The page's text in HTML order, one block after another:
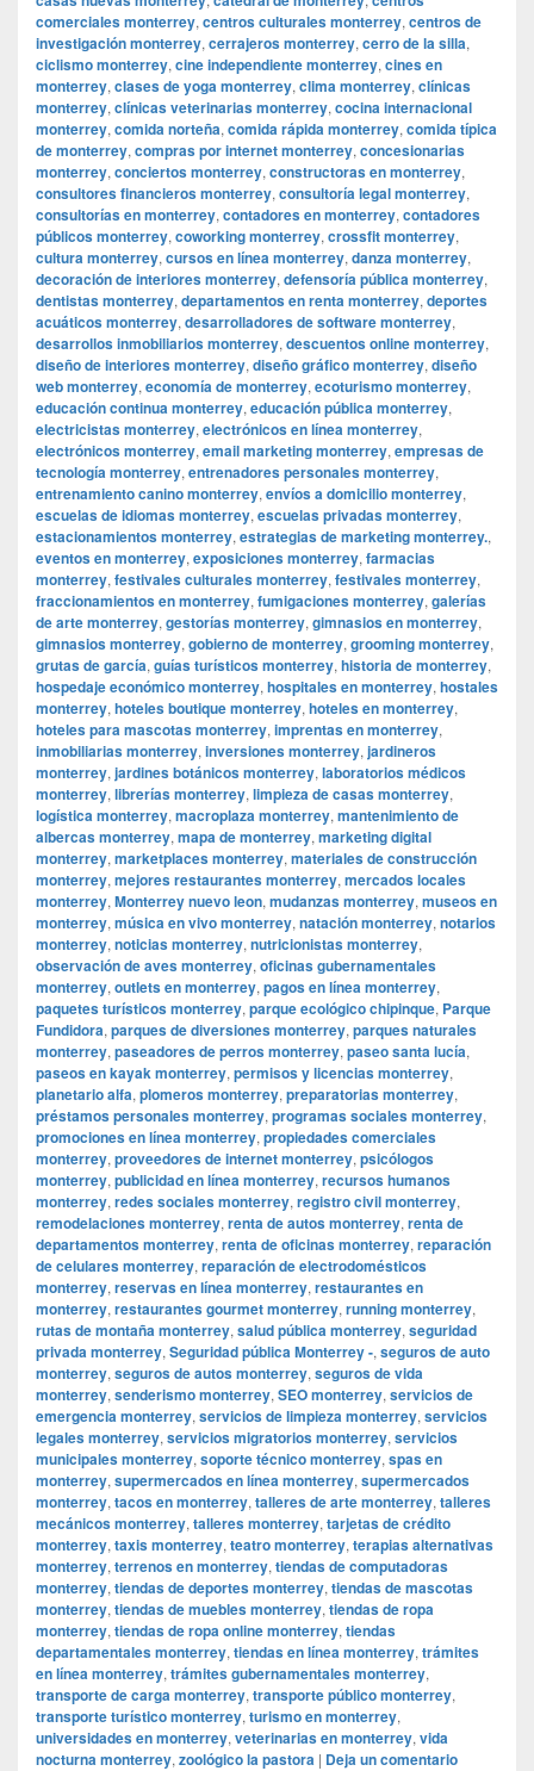
comerciales monterrey, centros culturales monterrey, centros de
investigación monterrey, cerrajeros monterrey, cerro de la silla,
ciclismo monterrey, cine independiente monterrey, cines en
monterrey, clases de yoga monterrey, clima monterrey, clínicas
monterrey, clínicas veterinarias monterrey, cocina internacional
monterrey, comida norteña, comida rápida monterrey, comida típica
de monterrey, compras por internet monterrey, concesionarias
monterrey, conciertos monterrey, constructoras en monterrey,
consultores financieros monterrey, consultoría legal monterrey,
consultorías en monterrey, contadores en monterrey, contadores
públicos monterrey, coworking monterrey, crossfit monterrey,
cultura monterrey, cursos en línea monterrey, danza monterrey,
decoración de interiores monterrey, defensoría pública monterrey,
dentistas monterrey, departamentos en renta monterrey, deportes
acuáticos monterrey, desarrolladores de software monterrey,
desarrollos inmobiliarios monterrey, descuentos online monterrey,
diseño de interiores monterrey, diseño gráfico monterrey, diseño
web monterrey, economía de monterrey, ecoturismo monterrey,
educación continua monterrey, educación pública monterrey,
electricistas monterrey, electrónicos en línea monterrey,
electrónicos monterrey, email marketing monterrey, empresas de
tecnología monterrey, entrenadores personales monterrey,
entrenamiento canino monterrey, envíos a domicilio monterrey,
escuelas de idiomas monterrey, escuelas privadas monterrey,
estacionamientos monterrey, estrategias de marketing monterrey.,
eventos en monterrey, exposiciones monterrey, farmacias
monterrey, festivales culturales monterrey, festivales monterrey,
fraccionamientos en monterrey, fumigaciones monterrey, galerías
de arte monterrey, gestorías monterrey, gimnasios en monterrey,
gimnasios monterrey, gobierno de monterrey, grooming monterrey,
grutas de garcía, guías turísticos monterrey, historia de monterrey,
hospedaje económico monterrey, hospitales en monterrey, hostales
monterrey, hoteles boutique monterrey, hoteles en monterrey,
hoteles para mascotas monterrey, imprentas en monterrey,
inmobiliarias monterrey, inversiones monterrey, jardineros
monterrey, jardines botánicos monterrey, laboratorios médicos
monterrey, librerías monterrey, limpieza de casas monterrey,
logística monterrey, macroplaza monterrey, mantenimiento de
albercas monterrey, mapa de monterrey, marketing digital
monterrey, marketplaces monterrey, materiales de construcción
monterrey, mejores restaurantes monterrey, mercados locales
monterrey, Monterrey nuevo leon, mudanzas monterrey, museos en
monterrey, música en vivo monterrey, natación monterrey, notarios
monterrey, noticias monterrey, nutricionistas monterrey,
observación de aves monterrey, oficinas gubernamentales
monterrey, outlets en monterrey, pagos en línea monterrey,
paquetes turísticos monterrey, parque ecológico chipinque, Parque
Fundidora, parques de diversiones monterrey, parques naturales
monterrey, paseadores de perros monterrey, paseo santa lucía,
paseos en kayak monterrey, permisos y licencias monterrey,
planetario alfa, plomeros monterrey, preparatorias monterrey,
préstamos personales monterrey, programas sociales monterrey,
promociones en línea monterrey, propiedades comerciales
monterrey, proveedores de internet monterrey, psicólogos
monterrey, publicidad en línea monterrey, recursos humanos
monterrey, redes sociales monterrey, registro civil monterrey,
remodelaciones monterrey, renta de autos monterrey, renta de
departamentos monterrey, renta de oficinas monterrey, reparación
de celulares monterrey, reparación de electrodomésticos
monterrey, reservas en línea monterrey, restaurantes en
monterrey, restaurantes gourmet monterrey, running monterrey,
rutas de montaña monterrey, salud pública monterrey, seguridad
privada monterrey, Seguridad pública Monterrey -, seguros de auto
monterrey, seguros de autos monterrey, seguros de vida
monterrey, senderismo monterrey, SEO monterrey, servicios de
emergencia monterrey, servicios de limpieza monterrey, servicios
legales monterrey, servicios migratorios monterrey, servicios
municipales monterrey, soporte técnico monterrey, spas en
monterrey, supermercados en línea monterrey, supermercados
monterrey, tacos en monterrey, talleres de arte monterrey, talleres
mecánicos monterrey, talleres monterrey, tarjetas de crédito
monterrey, taxis monterrey, teatro monterrey, terapias alternativas
monterrey, terrenos en monterrey, tiendas de computadoras
monterrey, tiendas de deportes monterrey, tiendas de mascotas
monterrey, tiendas de muebles monterrey, tiendas de ropa
monterrey, tiendas de ropa online monterrey, tiendas
departamentales monterrey, tiendas en línea monterrey, trámites
en línea monterrey, trámites gubernamentales monterrey,
transporte de carga monterrey, transporte público monterrey,
transporte turístico monterrey, turismo en monterrey,
universidades en monterrey, veterinarias en monterrey, vida
nocturna monterrey, zoológico la pastora | Deja un comentario